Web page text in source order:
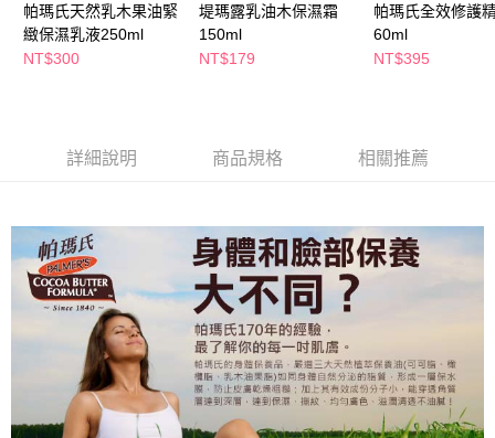
帕瑪氏天然乳木果油緊
緻保濕乳液250ml
NT$300
堤瑪露乳油木保濕霜
150ml
NT$179
帕瑪氏全效修護
60ml
NT$395
詳細說明 商品規格 相關推薦